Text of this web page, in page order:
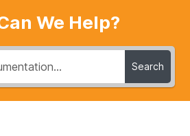
We Help?
Search